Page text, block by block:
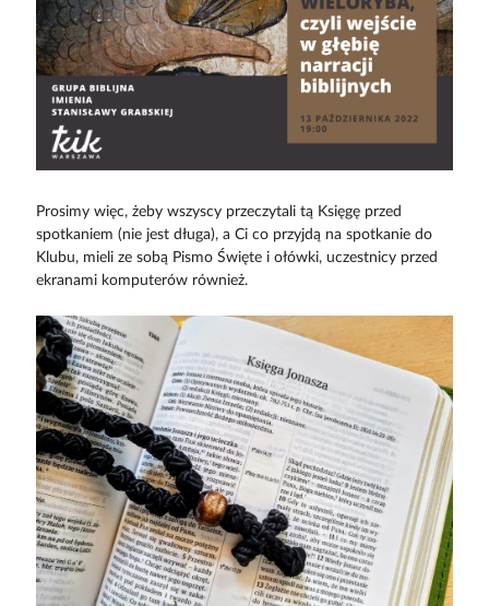
Prosimy więc, żeby wszyscy przeczytali tą Księgę przed
spotkaniem (nie jest długa), a Ci co przyjdą na spotkanie do
Klubu, mieli ze sobą Pismo Święte i ołówki, uczestnicy przed
ekranami komputerów również.